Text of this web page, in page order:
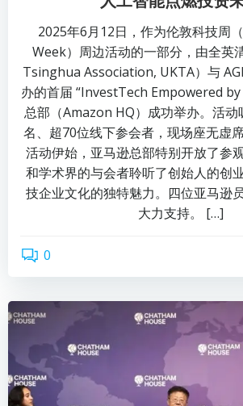
2025年6月12日，作为伦敦科技周
Week）周边活动的一部分，由全英
Tsinghua Association, UKTA）与
办的首届 “InvestTech Empowered by
总部（Amazon HQ）成功举办。活动
名、超70位线下参会者，现场座无虚
活动伊始，亚马逊总部特别开放了参
和学术界的与会者聆听了创始人的创
技企业文化的独特魅力。四位亚马逊
大力支持。 […]
0